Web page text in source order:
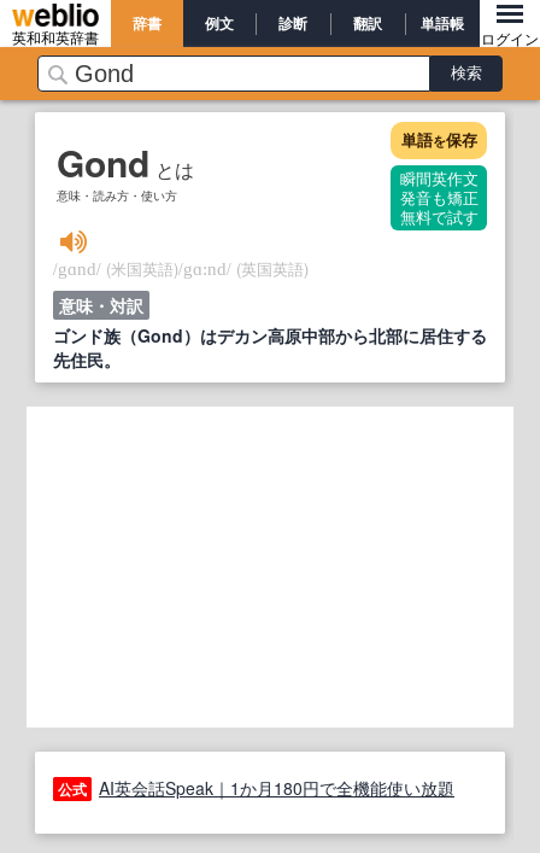
英和和英辞書
辞書 例文 診断 翻訳 単語帳
ログイン
Gond とは
意味・読み方・使い方
単語を保存
瞬間英作文
発音も矯正
無料で試す
/gɑnd/ (米国英語)/gɑ:nd/ (英国英語)
意味・対訳
ゴンド族（Gond）はデカン高原中部から北部に居住する
先住民。
公式 AI英会話Speak｜1か月180円で全機能使い放題